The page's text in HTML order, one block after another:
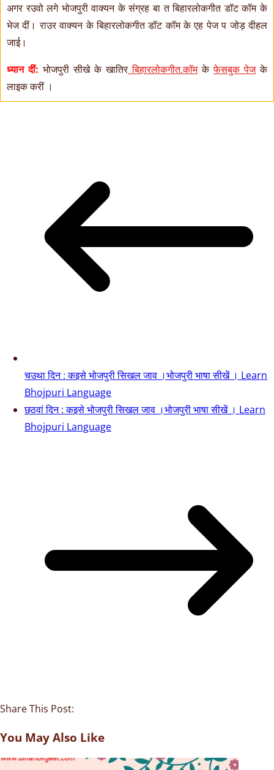
अगर रउवो लगे भोजपुरी वाक्यन के संग्रह बा त बिहारलोकगीत डॉट कॉम के
भेज दीं। राउर वाक्यन के बिहारलोकगीत डॉट कॉम के एह पेज प जोड़ दीहल
जाई।
ध्यान दीं: भोजपुरी सीखे के खातिरबिहारलोकगीत.कॉमकेफेसबुक पेजके
लाइक करीं ।
चउथा दिन : कइसे भोजपुरी सिखल जाव ।भोजपुरी भाषा सीखें । Learn
Bhojpuri Language
छठवां दिन : कइसे भोजपुरी सिखल जाव ।भोजपुरी भाषा सीखें । Learn
Bhojpuri Language
Share This Post:
You May Also Like